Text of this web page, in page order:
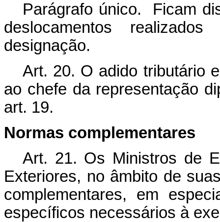
Parágrafo único. Ficam
deslocamentos
designação.
Art. 20. O adido tributário
ao chefe da representação
art. 19.
Normas complementares
Art. 21. Os Ministros de
Exteriores, no âmbito de
complementares, em
específicos necessários à